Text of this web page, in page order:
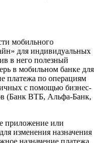
мобильного
для индивидуальных
в него полезный
в мобильном банке для
платежа по операциям
с помощью бизнес-
(Банк ВТБ, Альфа-Банк,
приложение или
изменения назначения
назначение платежа